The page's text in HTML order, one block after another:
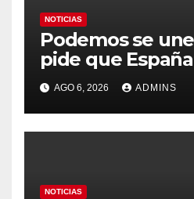
NOTICIAS
Podemos se
pide que
el Mundial 2030
Marruecos por
contra la
AGO 6, 2026 ADMINS
NOTICIAS